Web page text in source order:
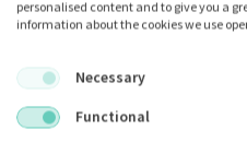
personalised content and to give you a
information about the cookies we use
Necessary
Functional